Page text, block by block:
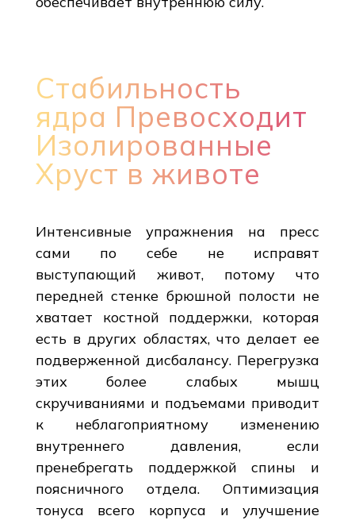
Стабильность
ядра Превосходит
Изолированные
Хруст в животе
Интенсивные упражнения на пресс
сами по себе не исправят
выступающий живот, потому что
передней стенке брюшной полости не
хватает костной поддержки, которая
есть в других областях, что делает ее
подверженной дисбалансу. Перегрузка
этих более слабых мышц
скручиваниями и подъемами приводит
к неблагоприятному изменению
внутреннего давления, если
пренебрегать поддержкой спины и
поясничного отдела. Оптимизация
тонуса всего корпуса и улучшение